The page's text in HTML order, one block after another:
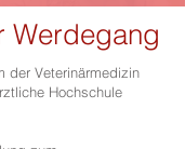
Werdegang
der Veterinärmedizin
Hochschule